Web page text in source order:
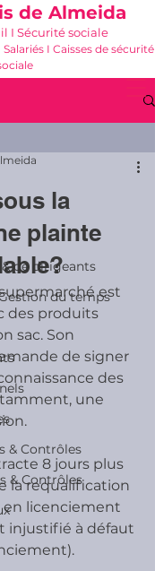
de Almeida
I Sécurité sociale
I Caisses de sécurité
de dirigeants
du temps
& Contrôles
& Contrôles
la
plainte
est
des produits
sac. Son
de signer
des
une
8 jours plus
la requalification
en licenciement
injustifié à défaut